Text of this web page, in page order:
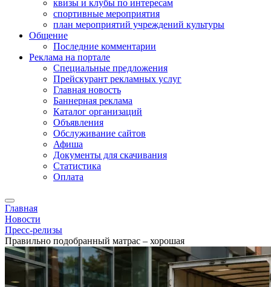
квизы и клубы по интересам
спортивные мероприятия
план мероприятий учреждений культуры
Общение
Последние комментарии
Реклама на портале
Специальные предложения
Прейскурант рекламных услуг
Главная новость
Баннерная реклама
Каталог организаций
Объявления
Обслуживание сайтов
Афиша
Документы для скачивания
Статистика
Оплата
Главная
Новости
Пресс-релизы
Правильно подобранный матрас – хорошая